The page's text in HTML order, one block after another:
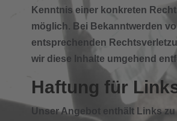
Kenntnis einer konkreten
möglich. Bei Bekanntwerden
entsprechenden
wir diese Inhalte umgehend
Haftung für
Unser Angebot enthält Links